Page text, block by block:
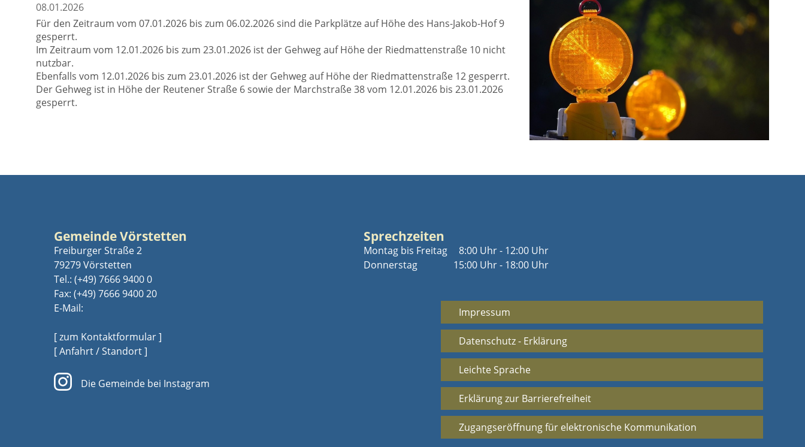
08.01.2026
Für den Zeitraum vom 07.01.2026 bis zum 06.02.2026 sind die Parkplätze auf Höhe des Hans-Jakob-Hof 9
gesperrt.
Im Zeitraum vom 12.01.2026 bis zum 23.01.2026 ist der Gehweg auf Höhe der Riedmattenstraße 10 nicht
nutzbar.
Ebenfalls vom 12.01.2026 bis zum 23.01.2026 ist der Gehweg auf Höhe der Riedmattenstraße 12 gesperrt.
Der Gehweg ist in Höhe der Reutener Straße 6 sowie der Marchstraße 38 vom 12.01.2026 bis 23.01.2026
gesperrt.
Gemeinde Vörstetten
Freiburger Straße 2
79279 Vörstetten
Tel.: (+49) 7666 9400 0
Fax: (+49) 7666 9400 20
E-Mail:
[ zum Kontaktformular ]
[ Anfahrt / Standort ]
Die Gemeinde bei Instagram
Sprechzeiten
Montag bis Freitag
Donnerstag
8:00 Uhr - 12:00 Uhr
15:00 Uhr - 18:00 Uhr
Impressum
Datenschutz - Erklärung
Leichte Sprache
Erklärung zur Barrierefreiheit
Zugangseröffnung für elektronische Kommunikation